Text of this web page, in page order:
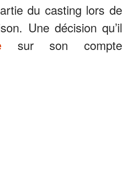
du casting lors de
Une décision qu’il
sur son compte